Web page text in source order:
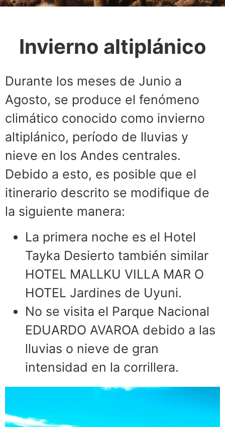
Invierno altiplánico
Durante los meses de Junio a
Agosto, se produce el fenómeno
climático conocido como invierno
altiplánico, período de lluvias y
nieve en los Andes centrales.
Debido a esto, es posible que el
itinerario descrito se modifique de
la siguiente manera:
La primera noche es el Hotel
Tayka Desierto también similar
HOTEL MALLKU VILLA MAR O
HOTEL Jardines de Uyuni.
No se visita el Parque Nacional
EDUARDO AVAROA debido a las
lluvias o nieve de gran
intensidad en la corrillera.